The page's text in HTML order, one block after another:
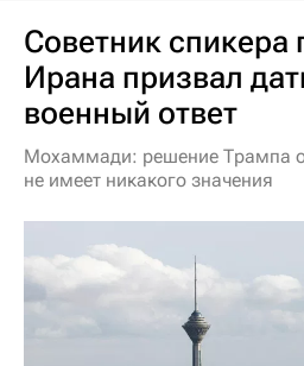
Советник спикера
Ирана призвал
военный ответ
Мохаммади: решение Трампа
не имеет никакого значения